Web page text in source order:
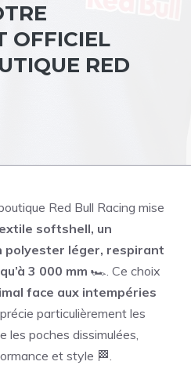
OFFICIEL
RED
Red Bull Racing mise
softshell, un
polyester léger, respirant
3 000 mm 🏎️. Ce choix
face aux intempéries
particulièrement les
les poches dissimulées,
et style 🏁.